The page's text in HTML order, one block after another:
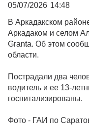
05/07/2026 14:48
В Аркадакском
Аркадаком и селом
Granta. Об этом
области.
Пострадали два
водитель и ее 13-
госпитализированы.
Фото - ГАИ по